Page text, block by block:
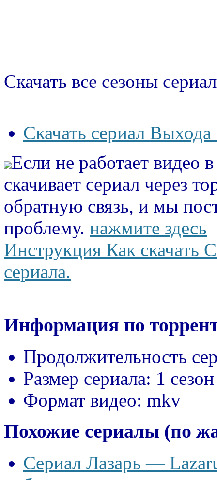
Скачать все сезоны
Скачать сериал Выхода
Если не работает видео
скачивает сериал через
обратную связь, и мы
проблему. нажмите здесь
Инструкция Как скачать
сериала.
Информация по
Продолжительность
Размер сериала: 1
Формат видео: mkv
Похожие сериалы (по
Сериал Лазарь —